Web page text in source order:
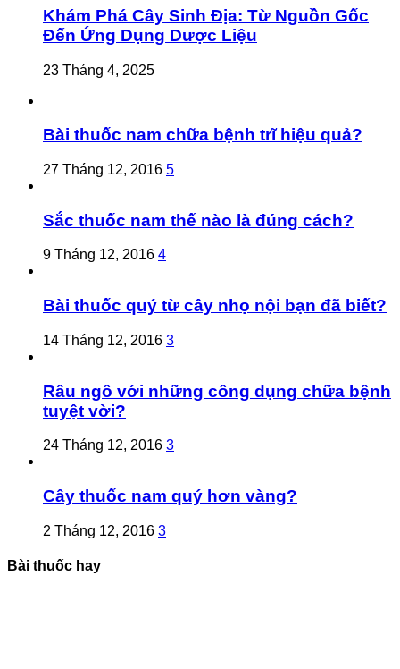
Khám Phá Cây Sinh Địa: Từ Nguồn Gốc
Đến Ứng Dụng Dược Liệu
23 Tháng 4, 2025
Bài thuốc nam chữa bệnh trĩ hiệu quả?
27 Tháng 12, 2016 5
Sắc thuốc nam thế nào là đúng cách?
9 Tháng 12, 2016 4
Bài thuốc quý từ cây nhọ nội bạn đã biết?
14 Tháng 12, 2016 3
Râu ngô với những công dụng chữa bệnh
tuyệt vời?
24 Tháng 12, 2016 3
Cây thuốc nam quý hơn vàng?
2 Tháng 12, 2016 3
Bài thuốc hay